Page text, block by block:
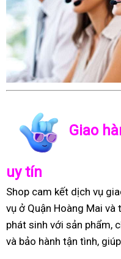
Giao
uy tín
Shop cam kết dịch vụ
vụ ở Quận Hoàng Mai
phát sinh với sản phẩm,
và bảo hành tận tình,